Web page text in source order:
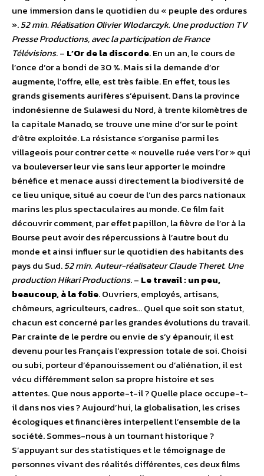
une immersion dans le quotidien du « peuple des ordures
».52 min. Réalisation Olivier Wlodarczyk. Une production TV
Presse Productions, avec la participation de France
Télévisions. – L’Or de la discorde. En un an, le cours de
l’once d’or a bondi de 30 %. Mais si la demande d’or
augmente, l’offre, elle, est très faible. En effet, tous les
grands gisements aurifères s’épuisent. Dans la province
indonésienne de Sulawesi du Nord, à trente kilomètres de
la capitale Manado, se trouve une mine d’or sur le point
d’être exploitée. La résistance s’organise parmi les
villageois pour contrer cette « nouvelle ruée vers l’or » qui
va bouleverser leur vie sans leur apporter le moindre
bénéfice et menace aussi directement la biodiversité de
ce lieu unique, situé au coeur de l’un des parcs nationaux
marins les plus spectaculaires au monde. Ce film fait
découvrir comment, par effet papillon, la fièvre de l’or à la
Bourse peut avoir des répercussions à l’autre bout du
monde et ainsi influer sur le quotidien des habitants des
pays du Sud.52 min. Auteur-réalisateur Claude Theret. Une
production Hikari Productions. – Le travail : un peu,
beaucoup, à la folie. Ouvriers, employés, artisans,
chômeurs, agriculteurs, cadres… Quel que soit son statut,
chacun est concerné par les grandes évolutions du travail.
Par crainte de le perdre ou envie de s’y épanouir, il est
devenu pour les Français l’expression totale de soi. Choisi
ou subi, porteur d’épanouissement ou d’aliénation, il est
vécu différemment selon sa propre histoire et ses
attentes. Que nous apporte-t-il ? Quelle place occupe-t-
il dans nos vies ? Aujourd’hui, la globalisation, les crises
écologiques et financières interpellent l’ensemble de la
société. Sommes-nous à un tournant historique ?
S’appuyant sur des statistiques et le témoignage de
personnes vivant des réalités différentes, ces deux films